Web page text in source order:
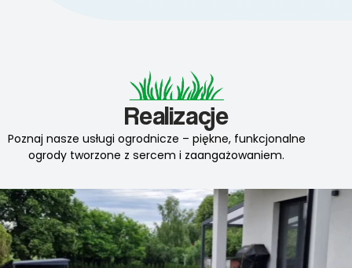
Realizacje
Poznaj nasze usługi ogrodnicze – piękne, funkcjonalne
ogrody tworzone z sercem i zaangażowaniem.